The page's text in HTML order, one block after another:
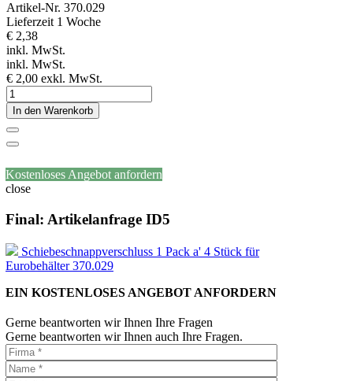
Artikel-Nr. 370.029
Lieferzeit 1 Woche
€ 2,38
inkl. MwSt.
inkl. MwSt.
€ 2,00 exkl. MwSt.
In den Warenkorb
Kostenloses Angebot anfordern
close
Final: Artikelanfrage ID5
Schiebeschnappverschluss 1 Pack a' 4 Stück für
Eurobehälter 370.029
EIN KOSTENLOSES ANGEBOT ANFORDERN
Gerne beantworten wir Ihnen Ihre Fragen
Gerne beantworten wir Ihnen auch Ihre Fragen.